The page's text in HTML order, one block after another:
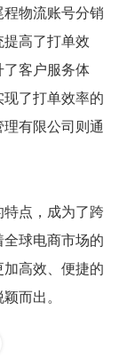
物流账号分销
高了打单效
客户服务体
了打单效率的
有限公司则通
点，成为了跨
球电商市场的
高效、便捷的
而出。